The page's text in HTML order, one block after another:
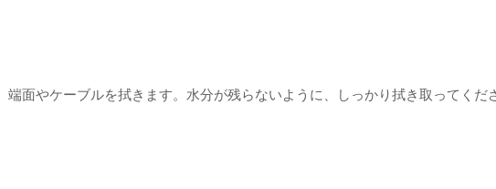
端面やケーブルを拭きます。水分が残らないように、しっかり拭き取ってくだ